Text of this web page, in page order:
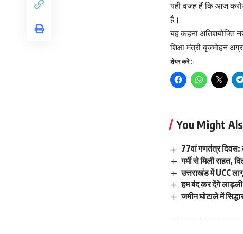
यही वजह हैं कि आज
है।
यह कहना अतिशयोक्ति
शिक्षा मंत्री बृजमोहन
शेयर करें :-
You Might
77वां गणतंत्र दिवस:
गर्मी से मिली राहत,
उत्तराखंड में UCC
हम बंद कर देंगे लाड़ली
जमीन घोटाले में